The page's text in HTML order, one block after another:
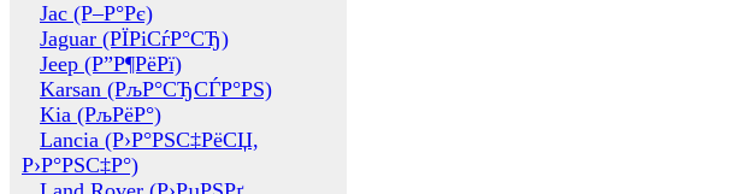
Jac (Р–Р°Рє)
Jaguar (РЇРіСѓР°СЂ)
Jeep (Р”Р¶РёРї)
Karsan (РљР°СЂСЃР°РЅ)
Kia (РљРёР°)
Lancia (Р›Р°РЅС‡РёСЏ,
Р›Р°РЅС‡Р°)